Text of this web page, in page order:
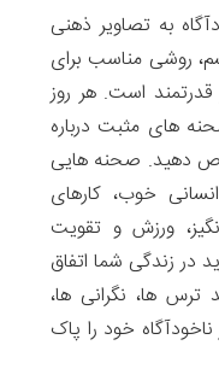
به تصاویر ذهنی
روشی مناسب برای
است. هر روز
های مثبت درباره
دهید. صحنه هایی
خوب، کارهای
ورزش و تقویت
در زندگی شما اتفاق
ترس ها، نگرانی ها،
خود را پاک